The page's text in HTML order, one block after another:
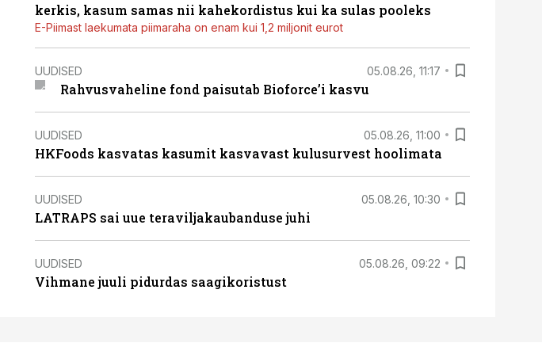
kerkis, kasum samas nii kahekordistus kui ka sulas pooleks
E-Piimast laekumata piimaraha on enam kui 1,2 miljonit eurot
UUDISED 05.08.26, 11:17
Rahvusvaheline fond paisutab Bioforce’i kasvu
UUDISED 05.08.26, 11:00
HKFoods kasvatas kasumit kasvavast kulusurvest hoolimata
UUDISED 05.08.26, 10:30
LATRAPS sai uue teraviljakaubanduse juhi
UUDISED 05.08.26, 09:22
Vihmane juuli pidurdas saagikoristust